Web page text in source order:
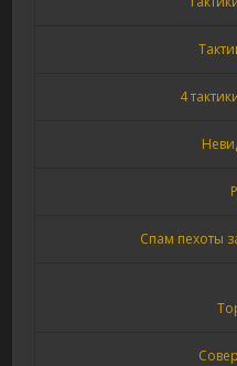
4
Спам пехоты